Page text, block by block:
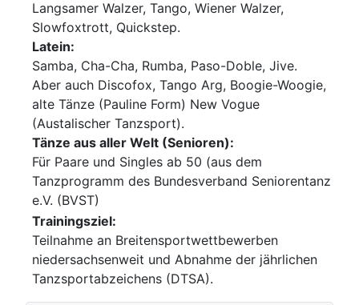
Langsamer Walzer, Tango, Wiener Walzer,
Slowfoxtrott, Quickstep.
Latein:
Samba, Cha-Cha, Rumba, Paso-Doble, Jive.
Aber auch Discofox, Tango Arg, Boogie-Woogie,
alte Tänze (Pauline Form) New Vogue
(Austalischer Tanzsport).
Tänze aus aller Welt (Senioren):
Für Paare und Singles ab 50 (aus dem
Tanzprogramm des Bundesverband Seniorentanz
e.V. (BVST)
Trainingsziel:
Teilnahme an Breitensportwettbewerben
niedersachsenweit und Abnahme der jährlichen
Tanzsportabzeichens (DTSA).